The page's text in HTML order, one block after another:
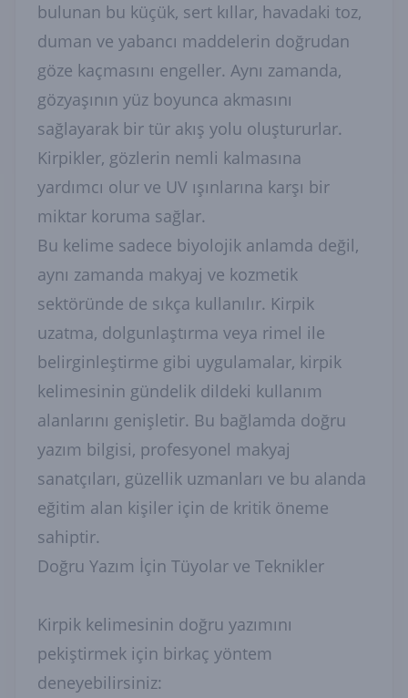
bulunan bu küçük, sert kıllar, havadaki toz,
duman ve yabancı maddelerin doğrudan
göze kaçmasını engeller. Aynı zamanda,
gözyaşının yüz boyunca akmasını
sağlayarak bir tür akış yolu oluştururlar.
Kirpikler, gözlerin nemli kalmasına
yardımcı olur ve UV ışınlarına karşı bir
miktar koruma sağlar.
Bu kelime sadece biyolojik anlamda değil,
aynı zamanda makyaj ve kozmetik
sektöründe de sıkça kullanılır. Kirpik
uzatma, dolgunlaştırma veya rimel ile
belirginleştirme gibi uygulamalar, kirpik
kelimesinin gündelik dildeki kullanım
alanlarını genişletir. Bu bağlamda doğru
yazım bilgisi, profesyonel makyaj
sanatçıları, güzellik uzmanları ve bu alanda
eğitim alan kişiler için de kritik öneme
sahiptir.
Doğru Yazım İçin Tüyolar ve Teknikler
Kirpik kelimesinin doğru yazımını
pekiştirmek için birkaç yöntem
deneyebilirsiniz: